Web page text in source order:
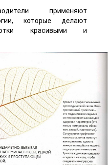
применяют
которые делают
красивыми и